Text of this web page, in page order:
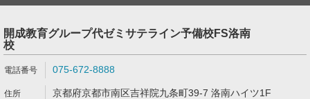
開成教育グループ代ゼミサテライン予備校FS洛南
校
075-672-8888
京都府京都市南区吉祥院九条町39-7 洛南ハイツ1F